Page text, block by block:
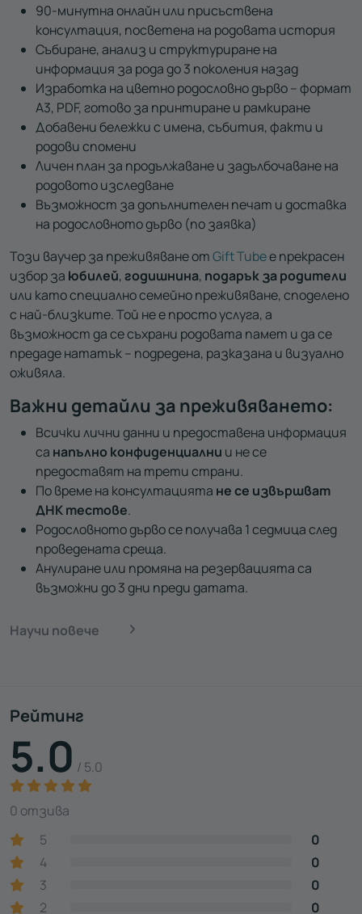
90-минутна онлайн или присъствена
консултация, посветена на родовата история
Събиране, анализ и структуриране на
информация за рода до 3 поколения назад
Изработка на цветно родословно дърво – формат
A3, PDF, готово за принтиране и рамкиране
Добавени бележки с имена, събития, факти и
родови спомени
Личен план за продължаване и задълбочаване на
родовото изследване
Възможност за допълнителен печат и доставка
на родословното дърво (по заявка)
Този ваучер за преживяване отGift Tubeе прекрасен
избор за юбилей,годишнина, подарък за родители
или като специално семейно преживяване, споделено
с най-близките. Той не е просто услуга, а
възможност да се съхрани родовата памет и да се
предаде нататък – подредена, разказана и визуално
оживяла.
Важни детайли за преживяването:
Всички лични данни и предоставена информация
са напълно конфиденциални и не се
предоставят на трети страни.
По време на консултацията не се извършват
ДНК тестове.
Родословното дърво се получава 1 седмица след
проведената среща.
Анулиране или промяна на резервацията са
възможни до 3 дни преди датата.
Научи повече
Рейтинг
5.0 / 5.0
0 отзива
5
0
4
0
3
0
2
0